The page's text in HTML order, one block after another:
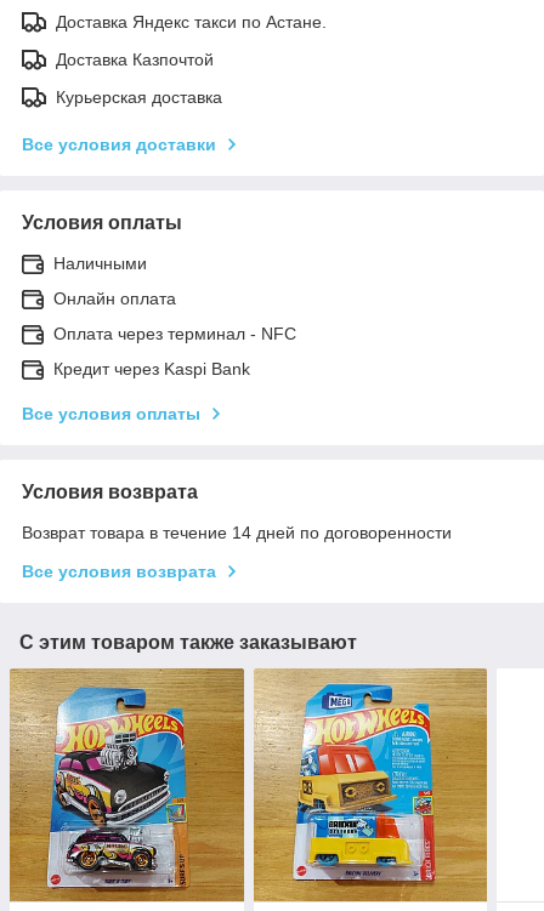
Доставка Яндекс такси по Астане.
Доставка Казпочтой
Курьерская доставка
Все условия доставки
Условия оплаты
Наличными
Онлайн оплата
Оплата через терминал - NFC
Кредит через Kaspi Bank
Все условия оплаты
Условия возврата
Возврат товара в течение 14 дней по договоренности
Все условия возврата
С этим товаром также заказывают